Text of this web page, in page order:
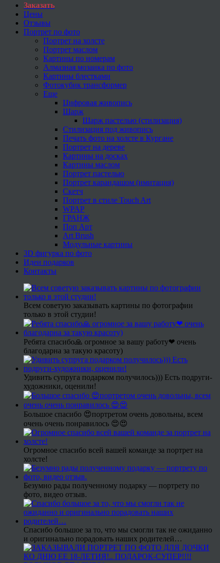
Заказать
Цены
Отзывы
Портрет по фото
Портрет на холсте
Портрет маслом
Картины по номерам
Алмазная мозаика по фото
Картины блестками
Фотокубик трансформер
Еще
Цифровая живопись
Шарж
Шарж пастелью (стилизация)
Стилизация под живопись
Печать фото на холсте в Кургане
Портрет на дереве
Картины на досках
Картины маслом
Портрет пастелью
Портрет карандашом (имитация)
Скетч
Портрет в стиле Touch Art
WPAP
ГРАНЖ
Поп Арт
Art Brush
Модульные картины
3D фигурка по фото
Идеи подарков
Контакты
Всем советую заказывать картины по фотографии
только в этой студии!
Ребята спасибо🙏 огромное за вашу работу❤ очень
благодарна за такую красоту)
Удивить супруга подарком получилось))) Есть подруги-
художники, оценили!
Большое спасибо 😍портретом очень довольны, всем
очень очень понравилось 😍😍
Огромное спасибо всей вашей команде за портрет на
холсте!
Безумно рады полученному подарку — портрету по
фото, видео отзыв.
Спасибо большое за то, что мы смогли так не ожиданно
и оригинально порадовать наших родителей…